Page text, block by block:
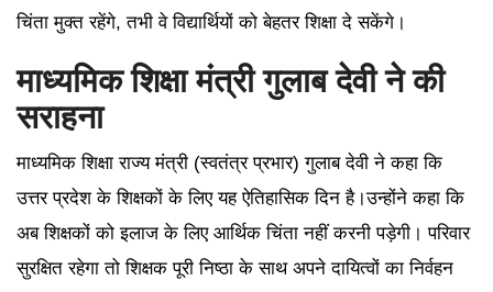
चिंता मुक्त रहेंगे, तभी वे विद्यार्थियों को बेहतर शिक्षा दे सकेंगे।
माध्यमिक शिक्षा मंत्री गुलाब देवी ने की
सराहना
माध्यमिक शिक्षा राज्य मंत्री (स्वतंत्र प्रभार) गुलाब देवी ने कहा कि
उत्तर प्रदेश के शिक्षकों के लिए यह ऐतिहासिक दिन है।उन्होंने कहा कि
अब शिक्षकों को इलाज के लिए आर्थिक चिंता नहीं करनी पड़ेगी। परिवार
सुरक्षित रहेगा तो शिक्षक पूरी निष्ठा के साथ अपने दायित्वों का निर्वहन